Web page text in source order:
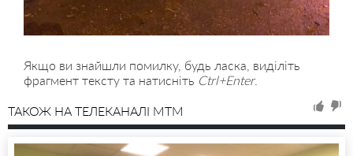
Якщо ви знайшли помилку, будь ласка, виділіть
фрагмент тексту та натисніть Ctrl+Enter.
ТАКОЖ НА ТЕЛЕКАНАЛІ MTM